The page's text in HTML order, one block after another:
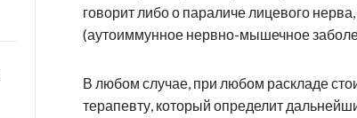
говорит либо о параличе лицевого
(аутоиммунное нервно-мышечное
В любом случае, при любом раскладе
терапевту, который определит